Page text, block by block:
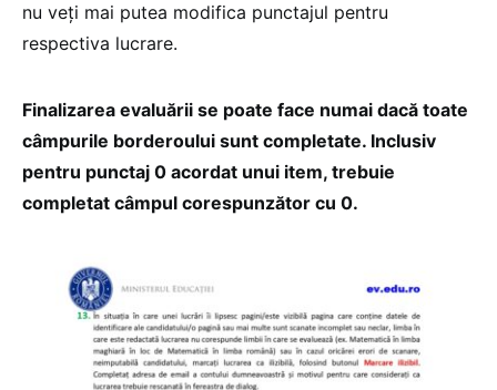
nu veți mai putea modifica punctajul pentru
respectiva lucrare.
Finalizarea evaluării se poate face numai dacă toate
câmpurile borderoului sunt completate. Inclusiv
pentru punctaj 0 acordat unui item, trebuie
completat câmpul corespunzător cu 0.